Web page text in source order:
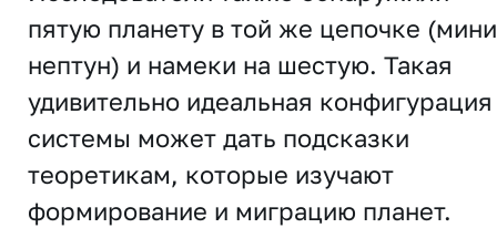
пятую планету в той же цепочке
нептун) и намеки на шестую. Такая
удивительно идеальная конфигурация
системы может дать подсказки
теоретикам, которые изучают
формирование и миграцию планет.